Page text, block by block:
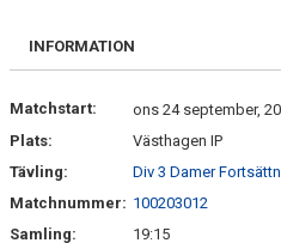
DOKUMENT
MATCHER
ANMÄLAN
INFORMATION
Matchstart:
ons 24 september,
Plats:
Västhagen IP
Tävling:
Div 3 Damer
Matchnummer: 100203012
Samling:
19:15